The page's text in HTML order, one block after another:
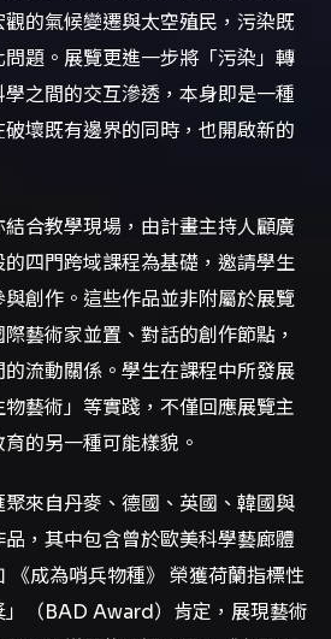
的氣候變遷與太空殖民，污染既
題。展覽更進一步將「污染」轉
之間的交互滲透，本身即是一種
壞既有邊界的同時，也開啟新的
合教學現場，由計畫主持人顧廣
四門跨域課程為基礎，邀請學生
創作。這些作品並非附屬於展覽
藝術家並置、對話的創作節點，
流動關係。學生在課程中所發展
藝術」等實踐，不僅回應展覽主
的另一種可能樣貌。
來自丹麥、德國、英國、韓國與
，其中包含曾於歐美科學藝廊體
《成為哨兵物種》 榮獲荷蘭指標性
」（BAD Award）肯定，展現藝術